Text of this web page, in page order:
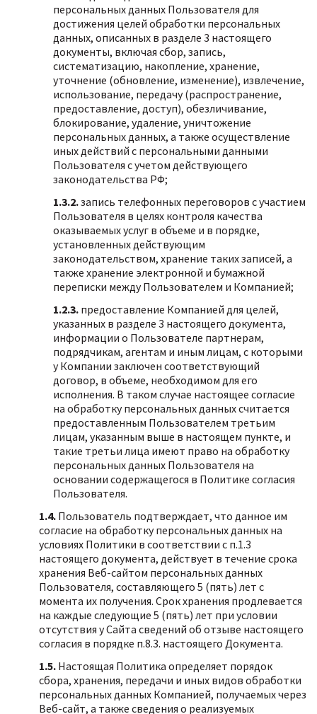
персональных данных Пользователя для
достижения целей обработки персональных
данных, описанных в разделе 3 настоящего
документы, включая сбор, запись,
систематизацию, накопление, хранение,
уточнение (обновление, изменение), извлечение,
использование, передачу (распространение,
предоставление, доступ), обезличивание,
блокирование, удаление, уничтожение
персональных данных, а также осуществление
иных действий с персональными данными
Пользователя с учетом действующего
законодательства РФ;
1.3.2.запись телефонных переговоров с участием
Пользователя в целях контроля качества
оказываемых услуг в объеме и в порядке,
установленных действующим
законодательством, хранение таких записей, а
также хранение электронной и бумажной
переписки между Пользователем и Компанией;
1.2.3. предоставление Компанией для целей,
указанных в разделе 3 настоящего документа,
информации о Пользователе партнерам,
подрядчикам, агентам и иным лицам, с которыми
у Компании заключен соответствующий
договор, в объеме, необходимом для его
исполнения. В таком случае настоящее согласие
на обработку персональных данных считается
предоставленным Пользователем третьим
лицам, указанным выше в настоящем пункте, и
такие третьи лица имеют право на обработку
персональных данных Пользователя на
основании содержащегося в Политике согласия
Пользователя.
1.4. Пользователь подтверждает, что данное им
согласие на обработку персональных данных на
условиях Политики в соответствии с п.1.3
настоящего документа, действует в течение срока
хранения Веб-сайтом персональных данных
Пользователя, составляющего 5 (пять) лет с
момента их получения. Срок хранения продлевается
на каждые следующие 5 (пять) лет при условии
отсутствия у Сайта сведений об отзыве настоящего
согласия в порядке п.8.3. настоящего Документа.
1.5. Настоящая Политика определяет порядок
сбора, хранения, передачи и иных видов обработки
персональных данных Компанией, получаемых через
Веб-сайт, а также сведения о реализуемых